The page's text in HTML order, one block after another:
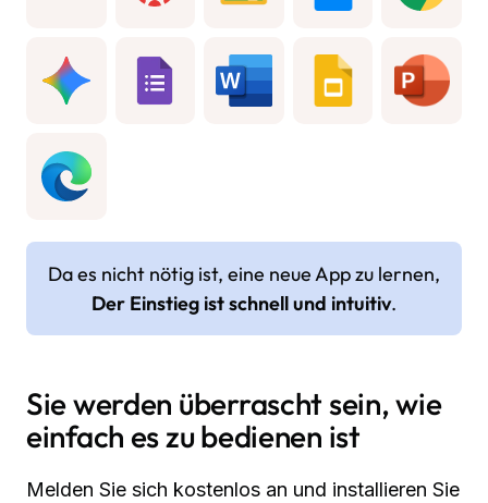
Da es nicht nötig ist, eine neue App zu lernen,
Der Einstieg ist schnell und intuitiv.
Sie werden überrascht sein, wie
einfach es zu bedienen ist
Melden Sie sich kostenlos an und installieren Sie